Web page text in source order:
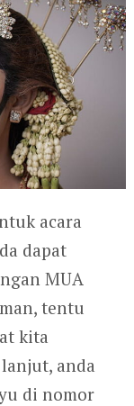
acara
dapat
MUA
tentu
kita
anda
di nomor